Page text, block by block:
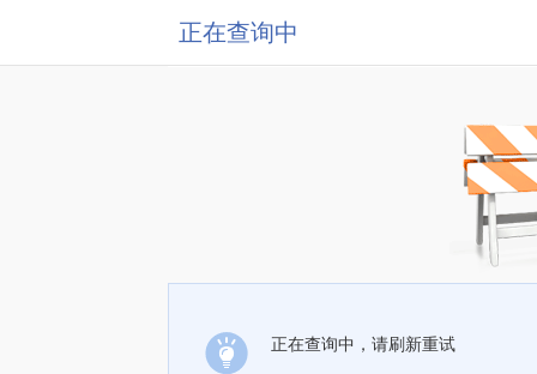
正在查询中
正在查询中，请刷新重试